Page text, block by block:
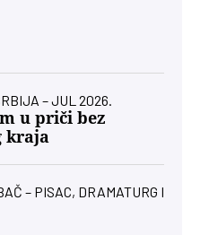
– JUL 2026.
u priči bez
kraja
– PISAC, DRAMATURG I